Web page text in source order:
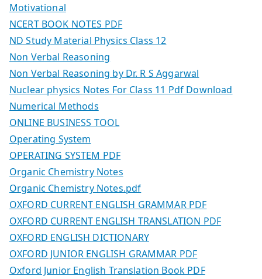
Motivational
NCERT BOOK NOTES PDF
ND Study Material Physics Class 12
Non Verbal Reasoning
Non Verbal Reasoning by Dr. R S Aggarwal
Nuclear physics Notes For Class 11 Pdf Download
Numerical Methods
ONLINE BUSINESS TOOL
Operating System
OPERATING SYSTEM PDF
Organic Chemistry Notes
Organic Chemistry Notes.pdf
OXFORD CURRENT ENGLISH GRAMMAR PDF
OXFORD CURRENT ENGLISH TRANSLATION PDF
OXFORD ENGLISH DICTIONARY
OXFORD JUNIOR ENGLISH GRAMMAR PDF
Oxford Junior English Translation Book PDF